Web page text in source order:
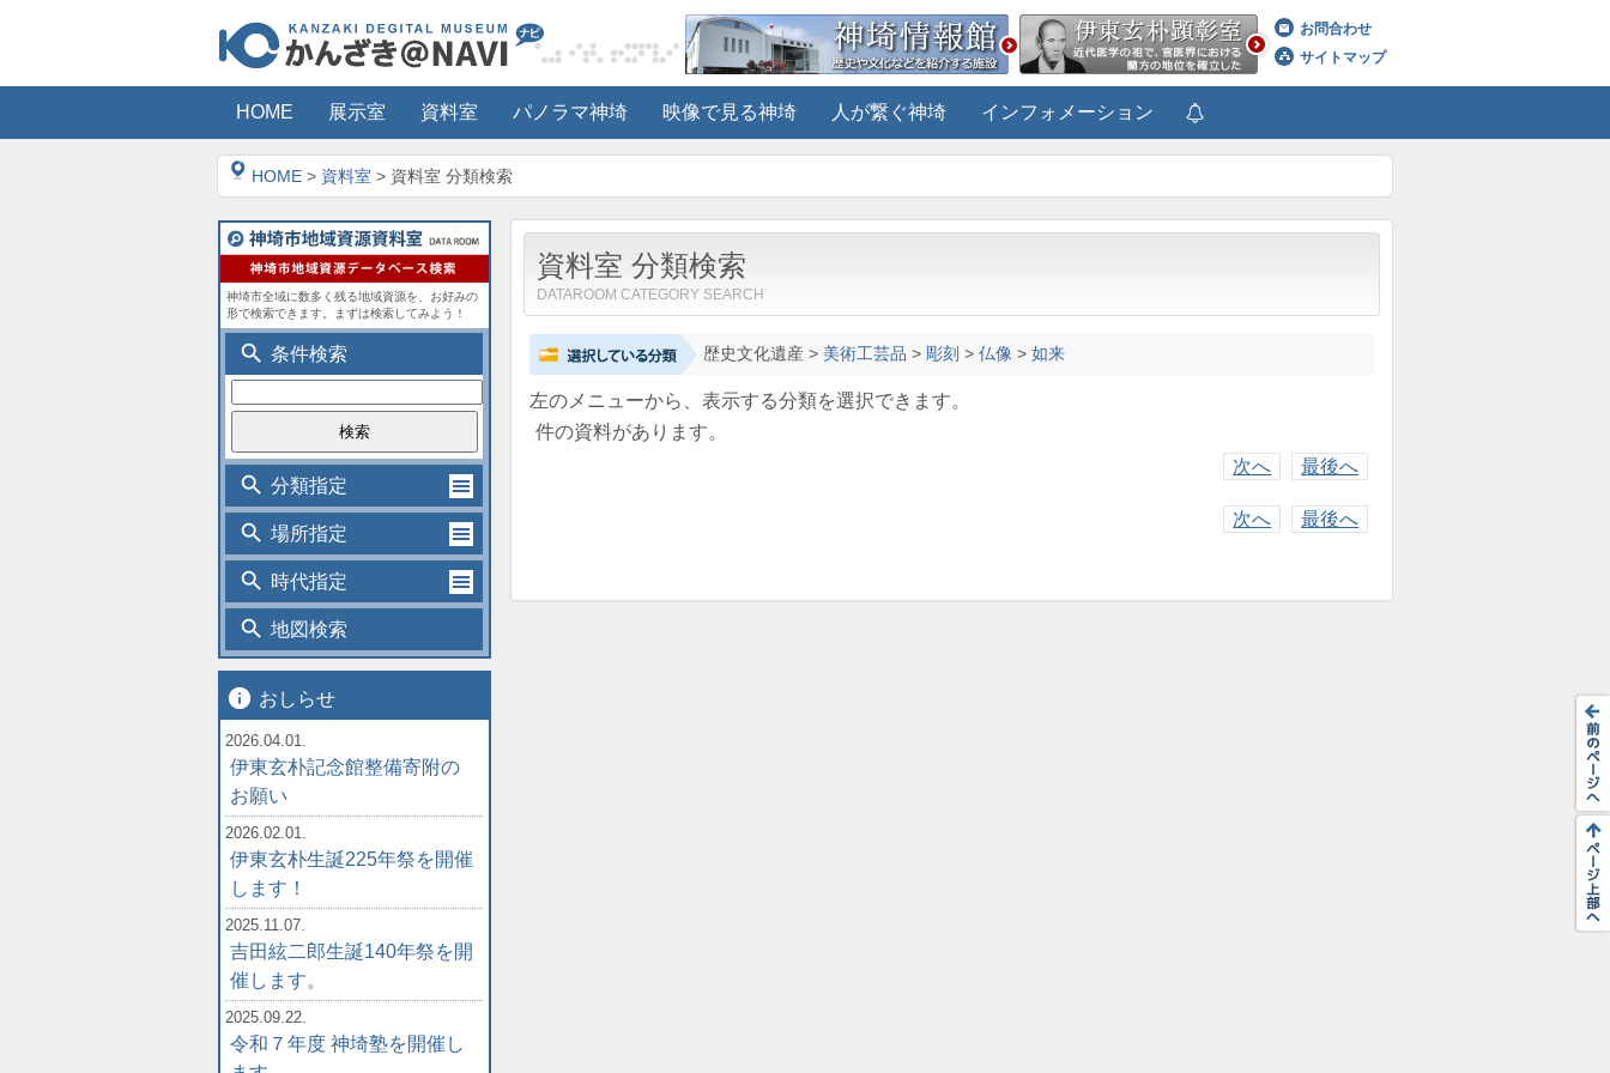
お問合わせ
サイトマップ
HOME 展示室 資料室 パノラマ神埼 映像で見る神埼 人が繋ぐ神埼 インフォメーション
HOME > 資料室 > 資料室 分類検索
資料室 分類検索
DATAROOM CATEGORY SEARCH
歴史文化遺産> 美術工芸品 > 彫刻 > 仏像> 如来
左のメニューから、表示する分類を選択できます。
件の資料があります。
次へ
最後へ
次へ 最後へ
神埼市全域に数多く残る地域資源を、お好みの
形で検索できます。まずは検索してみよう！
search 条件検索
search 分類指定
search 場所指定
search 時代指定
search 地図検索
info おしらせ
2026.04.01.
伊東玄朴記念館整備寄附の
お願い
2026.02.01.
伊東玄朴生誕225年祭を開催
します！
2025.11.07.
吉田絃二郎生誕140年祭を開
催します。
2025.09.22.
令和７年度 神埼塾を開催し